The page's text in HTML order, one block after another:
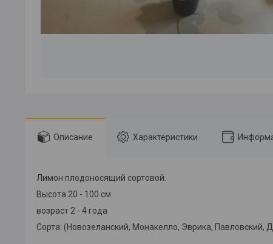
Описание Характеристики
Лимон плодоносящий сортовой.
Высота 20 - 100 см
возраст 2 - 4 года
Сорта: (Новозеланский, Монакелло, Эврика,